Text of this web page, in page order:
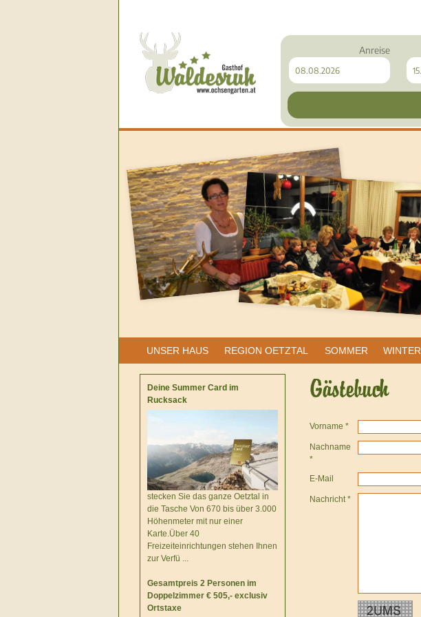
Anreise
UNSER HAUS REGION OETZTAL SOMMER WINTER
Deine Summer Card im
Rucksack
stecken Sie das ganze Oetztal in
die Tasche Von 670 bis über 3.000
Höhenmeter mit nur einer
Karte.Über 40
Freizeiteinrichtungen stehen Ihnen
zur Verfü ...
Gesamtpreis 2 Personen im
Doppelzimmer € 505,- exclusiv
Ortstaxe
Vorname *
Nachname
*
E-Mail
Nachricht *